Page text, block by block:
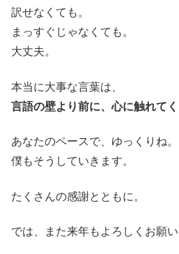
訳せなくても。
まっすぐじゃなくても。
大丈夫。
本当に大事な言葉は、
言語の壁より前に、心に触れて
あなたのペースで、ゆっくりね。
僕もそうしていきます。
たくさんの感謝とともに。
では、また来年もよろしくお願い